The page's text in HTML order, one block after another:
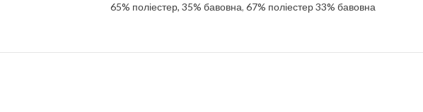
65% поліестер, 35% бавовна, 67% поліестер 33% бавовна